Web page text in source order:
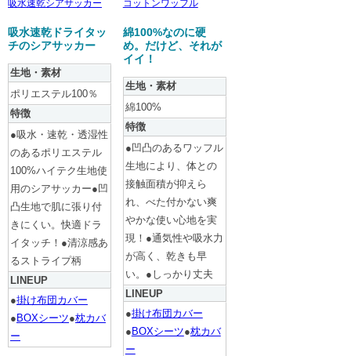
吸水速乾シアサッカー
吸水速乾ドライタッ
チのシアサッカー
生地・素材
ポリエステル100％
特徴
●吸水・速乾・透湿性
のあるポリエステル
100%ハイテク生地使
用のシアサッカー●凹
凸生地で肌に張り付
きにくい。快適ドラ
イタッチ！●清涼感あ
るストライプ柄
LINEUP
●掛け布団カバー
●BOXシーツ●枕カバ
ー
コットンワッフル
綿100%なのに硬
め。だけど、それが
イイ！
生地・素材
綿100%
特徴
●凹凸のあるワッフル
生地により、体との
接触面積が抑えら
れ、べた付かない爽
やかな使い心地を実
現！●通気性や吸水力
が高く、乾きも早
い。●しっかり丈夫
LINEUP
●掛け布団カバー
●BOXシーツ●枕カバ
ー